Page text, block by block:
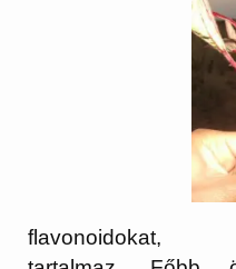
flavonoidokat,